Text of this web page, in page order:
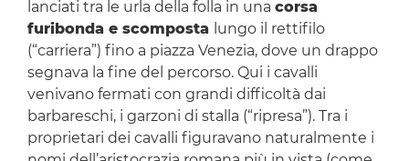
lanciati tra le urla della folla in una corsa
furibonda e scomposta lungo il rettifilo
(“carriera”) fino a piazza Venezia, dove un drappo
segnava la fine del percorso. Qui i cavalli
venivano fermati con grandi difficoltà dai
barbareschi, i garzoni di stalla (“ripresa”). Tra i
proprietari dei cavalli figuravano naturalmente i